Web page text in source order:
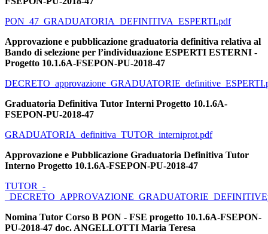
PON_47_GRADUATORIA_DEFINITIVA_ESPERTI.pdf
Approvazione e pubblicazione graduatoria definitiva relativa al
Bando di selezione per l’individuazione ESPERTI ESTERNI -
Progetto 10.1.6A-FSEPON-PU-2018-47
Graduatoria Definitiva Tutor Interni Progetto 10.1.6A-
FSEPON-PU-2018-47
GRADUATORIA_definitiva_TUTOR_interniprot.pdf
Approvazione e Pubblicazione Graduatoria Definitiva Tutor
Interno Progetto 10.1.6A-FSEPON-PU-2018-47
TUTOR_-
Nomina Tutor Corso B PON - FSE progetto 10.1.6A-FSEPON-
PU-2018-47 doc. ANGELLOTTI Maria Teresa